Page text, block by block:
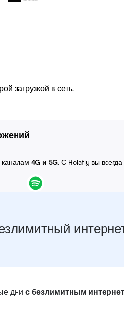
загрузкой в сеть.
каналам 4G и 5G. С Holafly вы
днис безлимитным